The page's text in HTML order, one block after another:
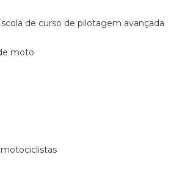
escola de curso de pilotagem avançada
moto
motociclistas